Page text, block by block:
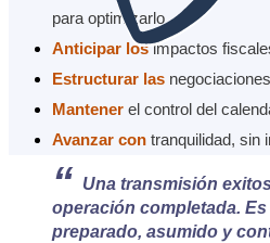
para optimizarlo
Anticipar los impactos
Estructurar las
Mantener el control del
Avanzar con tranquilidad, sin
“ Una transmisión
operación completada.
preparado, asumido y